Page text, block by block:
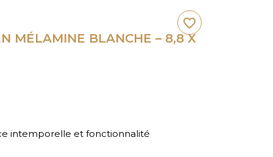
MÉLAMINE BLANCHE – 8,8 X
intemporelle et fonctionnalité
favorite_border